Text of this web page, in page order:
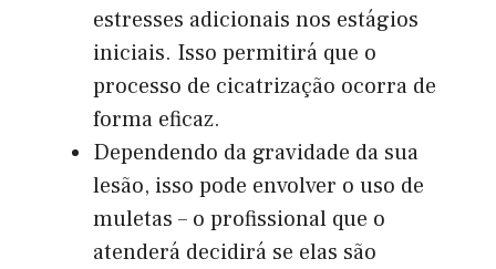
estresses adicionais nos estágios
iniciais. Isso permitirá que o
processo de cicatrização ocorra de
forma eficaz.
Dependendo da gravidade da sua
lesão, isso pode envolver o uso de
muletas – o profissional que o
atenderá decidirá se elas são